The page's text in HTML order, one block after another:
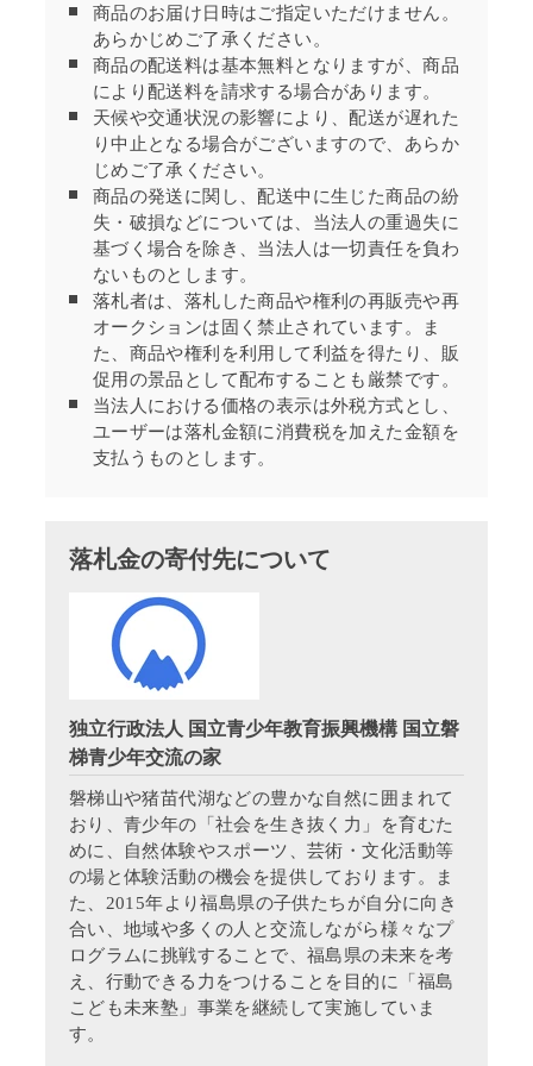
商品のお届け日時はご指定いただけません。
あらかじめご了承ください。
商品の配送料は基本無料となりますが、商品
により配送料を請求する場合があります。
天候や交通状況の影響により、配送が遅れた
り中止となる場合がございますので、あらか
じめご了承ください。
商品の発送に関し、配送中に生じた商品の紛
失・破損などについては、当法人の重過失に
基づく場合を除き、当法人は一切責任を負わ
ないものとします。
落札者は、落札した商品や権利の再販売や再
オークションは固く禁止されています。ま
た、商品や権利を利用して利益を得たり、販
促用の景品として配布することも厳禁です。
当法人における価格の表示は外税方式とし、
ユーザーは落札金額に消費税を加えた金額を
支払うものとします。
落札金の寄付先について
独立行政法人 国立青少年教育振興機構 国立磐
梯青少年交流の家
磐梯山や猪苗代湖などの豊かな自然に囲まれて
おり、青少年の「社会を生き抜く力」を育むた
めに、自然体験やスポーツ、芸術・文化活動等
の場と体験活動の機会を提供しております。ま
た、2015年より福島県の子供たちが自分に向き
合い、地域や多くの人と交流しながら様々なプ
ログラムに挑戦することで、福島県の未来を考
え、行動できる力をつけることを目的に「福島
こども未来塾」事業を継続して実施していま
す。